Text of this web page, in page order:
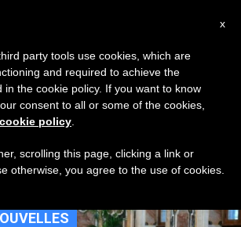
For The
‘رياضة’ Category
x
party tools use cookies, which are
and required to achieve the
in the cookie policy. If you want to know
consent to all or some of the cookies,
cookie policy
scrolling this page, clicking a link or
otherwise, you agree to the use of cookies.